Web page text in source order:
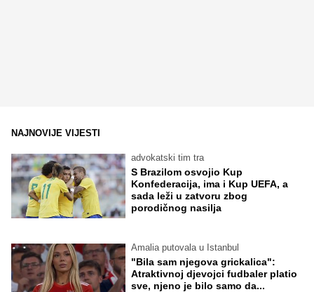
NAJNOVIJE VIJESTI
advokatski tim tra
S Brazilom osvojio Kup
Konfederacija, ima i Kup UEFA, a
sada leži u zatvoru zbog
porodičnog nasilja
Amalia putovala u Istanbul
"Bila sam njegova grickalica":
Atraktivnoj djevojci fudbaler platio
sve, njeno je bilo samo da...